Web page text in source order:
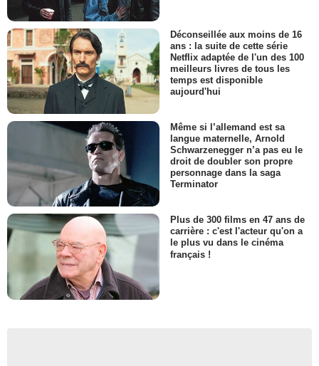
Déconseillée aux moins de 16
ans : la suite de cette série
Netflix adaptée de l'un des 100
meilleurs livres de tous les
temps est disponible
aujourd'hui
Même si l’allemand est sa
langue maternelle, Arnold
Schwarzenegger n’a pas eu le
droit de doubler son propre
personnage dans la saga
Terminator
Plus de 300 films en 47 ans de
carrière : c'est l'acteur qu'on a
le plus vu dans le cinéma
français !